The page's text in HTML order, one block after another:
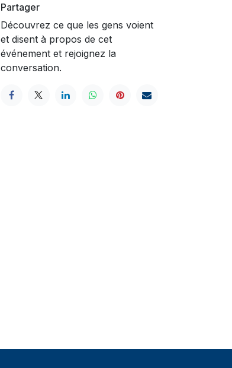
Partager
Découvrez ce que les gens voient
et disent à propos de cet
événement et rejoignez la
conversation.